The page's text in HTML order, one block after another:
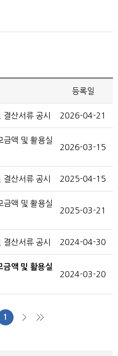
등록일
산서류 공시 2026-04-21
액 및 활용실
2026-03-15
산서류 공시 2025-04-15
액 및 활용실
2025-03-21
산서류 공시 2024-04-30
액 및 활용실
2024-03-20
1